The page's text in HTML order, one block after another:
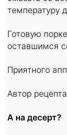
температуру
Готовую
оставшимся
Приятного
Автор
А на десерт?